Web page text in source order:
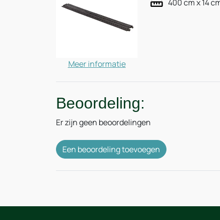
Meer informatie
400 cm x 14
Beoordeling:
Er zijn geen beoordelingen
Een beoordeling toevoegen